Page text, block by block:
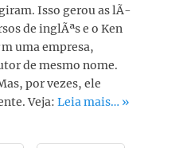
Isso gerou as lÃ­
de inglÃªs e o Ken
uma empresa,
de mesmo nome.
por vezes, ele
Veja: Leia mais… »